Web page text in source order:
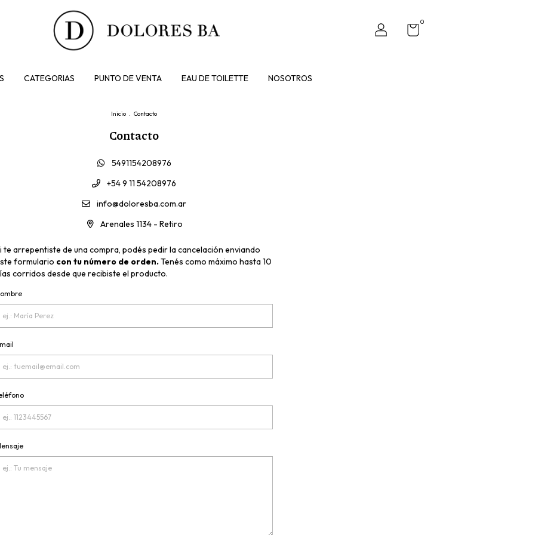
0
CATEGORIAS PUNTO DE VENTA EAU DE TOILETTE NOSOTROS
Inicio . Contacto
Contacto
5491154208976
+54 9 11 54208976
info@doloresba.com.ar
Arenales 1134 - Retiro
te arrepentiste de una compra, podés pedir la cancelación enviando
formulario con tu número de orden.Tenés como máximo hasta 10
corridos desde que recibiste el producto.